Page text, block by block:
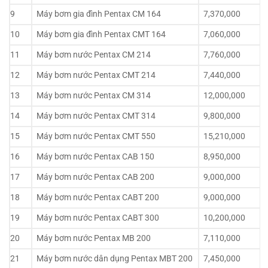
9
Máy bơm gia đình Pentax CM 164
7,370,000
10
Máy bơm gia đình Pentax CMT 164
7,060,000
11
Máy bơm nước Pentax CM 214
7,760,000
12
Máy bơm nước Pentax CMT 214
7,440,000
13
Máy bơm nước Pentax CM 314
12,000,000
14
Máy bơm nước Pentax CMT 314
9,800,000
15
Máy bơm nước Pentax CMT 550
15,210,000
16
Máy bơm nước Pentax CAB 150
8,950,000
17
Máy bơm nước Pentax CAB 200
9,000,000
18
Máy bơm nước Pentax CABT 200
9,000,000
19
Máy bơm nước Pentax CABT 300
10,200,000
20
Máy bơm nước Pentax MB 200
7,110,000
21
Máy bơm nước dân dụng Pentax MBT 200 7,450,000